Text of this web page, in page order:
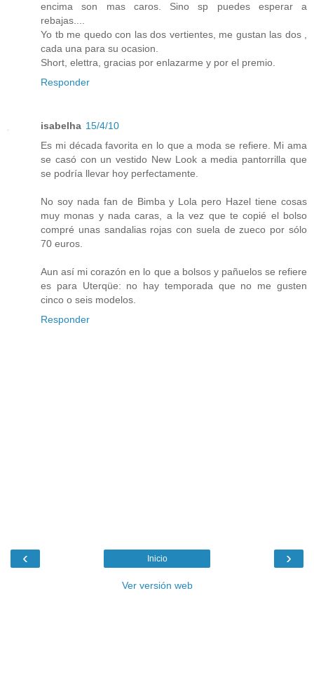
encima son mas caros. Sino sp puedes esperar a
rebajas....
Yo tb me quedo con las dos vertientes, me gustan las dos ,
cada una para su ocasion.
Short, elettra, gracias por enlazarme y por el premio.
Responder
isabelha 15/4/10
Es mi década favorita en lo que a moda se refiere. Mi ama
se casó con un vestido New Look a media pantorrilla que
se podría llevar hoy perfectamente.
No soy nada fan de Bimba y Lola pero Hazel tiene cosas
muy monas y nada caras, a la vez que te copié el bolso
compré unas sandalias rojas con suela de zueco por sólo
70 euros.
Aun así mi corazón en lo que a bolsos y pañuelos se refiere
es para Uterqüe: no hay temporada que no me gusten
cinco o seis modelos.
Responder
‹ ›
Inicio
Ver versión web